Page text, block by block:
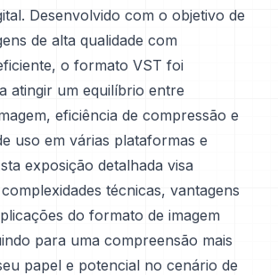
Desenvolvido com o objetivo de
de alta qualidade com
o formato VST foi
atingir um equilíbrio entre
eficiência de compressão e
uso em várias plataformas e
exposição detalhada visa
técnicas, vantagens
do formato de imagem
para uma compreensão mais
papel e potencial no cenário de